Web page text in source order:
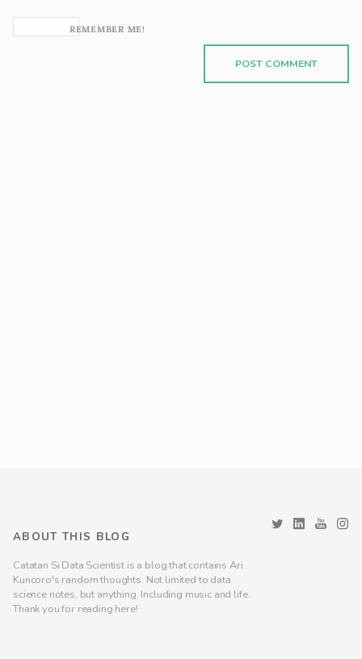
REMEMBER ME!
ABOUT THIS BLOG
Catatan Si Data Scientist is a blog that contains Ari
Kuncoro's random thoughts. Not limited to data
science notes, but anything. Including music and life.
Thank you for reading here!